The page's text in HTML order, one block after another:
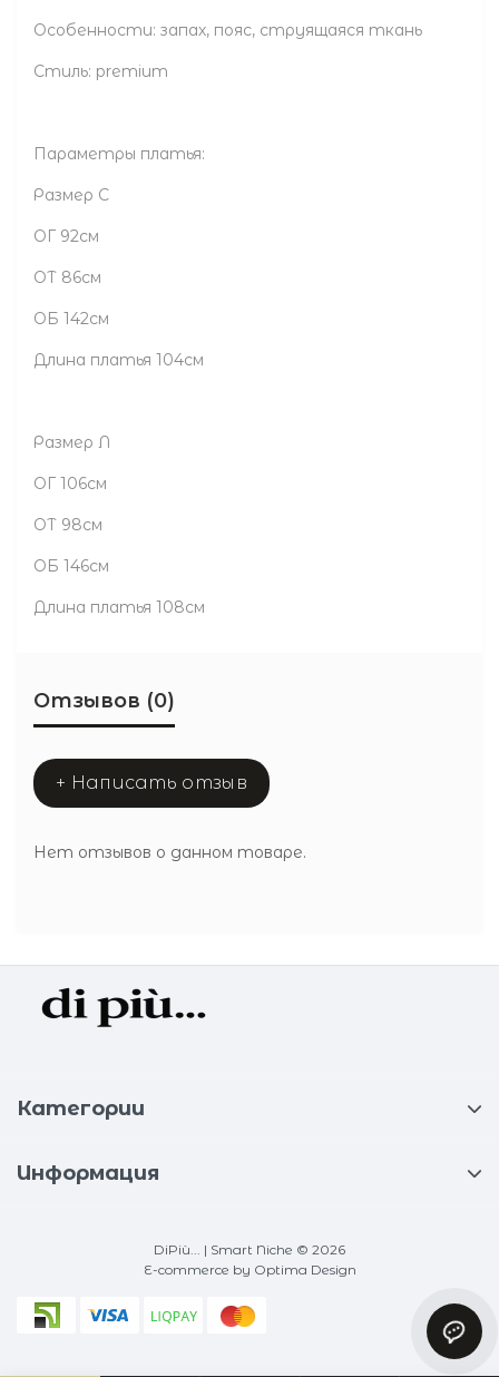
Особенности: запах, пояс, струящаяся ткань
Стиль: premium
Параметры платья:
Размер С
ОГ 92см
ОТ 86см
ОБ 142см
Длина платья 104см
Размер Л
ОГ 106см
ОТ 98см
ОБ 146см
Длина платья 108см
Отзывов (0)
+ Написать отзыв
Нет отзывов о данном товаре.
Категории
Информация
DiPiù... | Smart Niche © 2026
E-commerce by Optima Design